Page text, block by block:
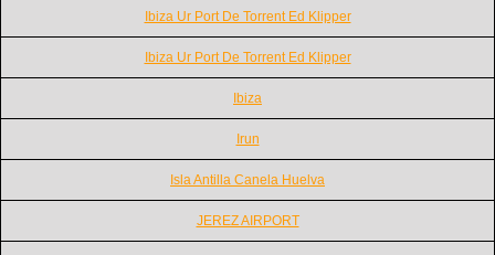
Ibiza Ur Port De Torrent Ed Klipper
Ibiza Ur Port De Torrent Ed Klipper
Ibiza
Irun
Isla Antilla Canela Huelva
JEREZ AIRPORT